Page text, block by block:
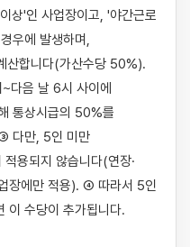
상'인 사업장이고, '야간근로
우에 발생하며,
산합니다(가산수당 50%).
다음 날 6시 사이에
통상시급의 50%를
다만, 5인 미만
용되지 않습니다(연장·
장에만 적용). ④ 따라서 5인
이 수당이 추가됩니다.